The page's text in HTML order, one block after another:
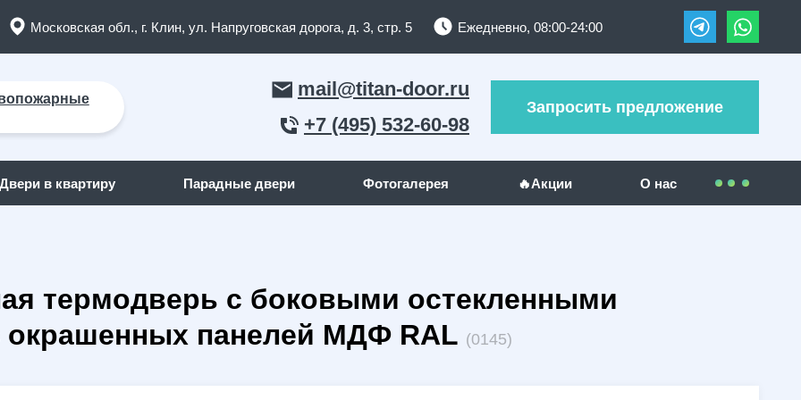
Московская обл., г. Клин, ул. Напруговская дорога, д. 3, стр. 5 Ежедневно, 08:00-24:00
mail@titan-door.ru
+7 (495) 532-60-98
Запросить предложение
двери (165)
дома (262)
С отделкой МДФ (289)
С отделкой порошок (130)
Решетки на окна
Двери в квартиру Парадные двери Фотогалерея 🔥Акции О нас
Оплата
термодверь с боковыми остекленными
окрашенных панелей МДФ RAL (0145)